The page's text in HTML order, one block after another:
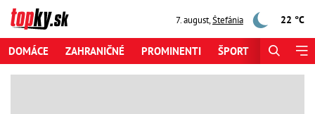
7. august,Štefánia 22 °C
DOMÁCE ZAHRANIČNÉ PROMINENTI ŠPORT